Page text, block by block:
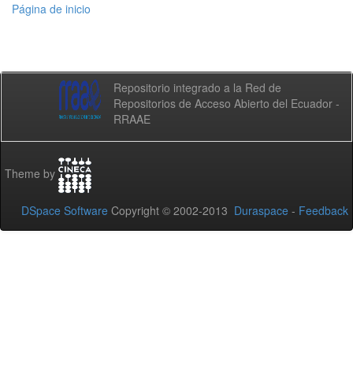
Página de inicio
Repositorio integrado a la Red de
Repositorios de Acceso Abierto del Ecuador -
RRAAE
Theme by
DSpace Software Copyright © 2002-2013 Duraspace - Feedback